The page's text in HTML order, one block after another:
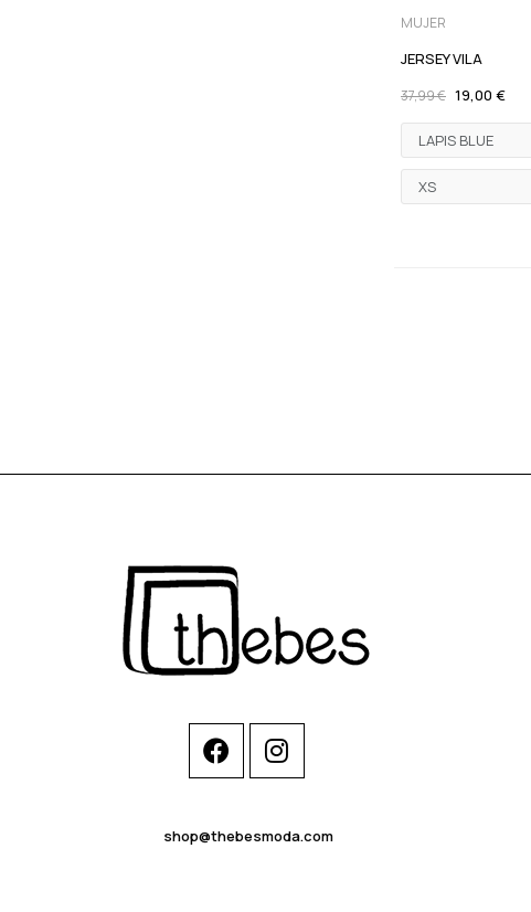
MUJER
JERSEY VILA
37,99 € 19,00 €
shop@thebesmoda.com